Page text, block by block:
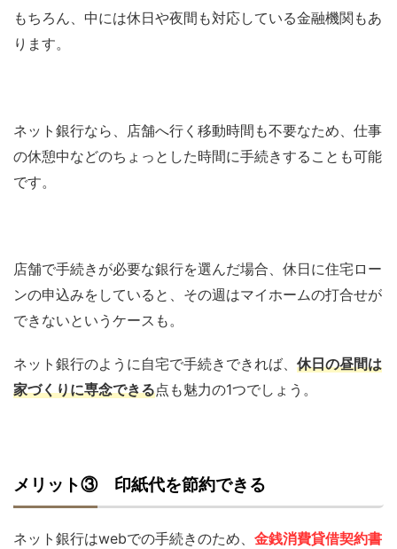
もちろん、中には休日や夜間も対応している金融機関もあ
ります。
ネット銀行なら、店舗へ行く移動時間も不要なため、仕事
の休憩中などのちょっとした時間に手続きすることも可能
です。
店舗で手続きが必要な銀行を選んだ場合、休日に住宅ロー
ンの申込みをしていると、その週はマイホームの打合せが
できないというケースも。
ネット銀行のように自宅で手続きできれば、 休日の昼間は
家づくりに専念できる点も魅力の1つでしょう。
メリット③ 印紙代を節約できる
ネット銀行はwebでの手続きのため、 金銭消費貸借契約書